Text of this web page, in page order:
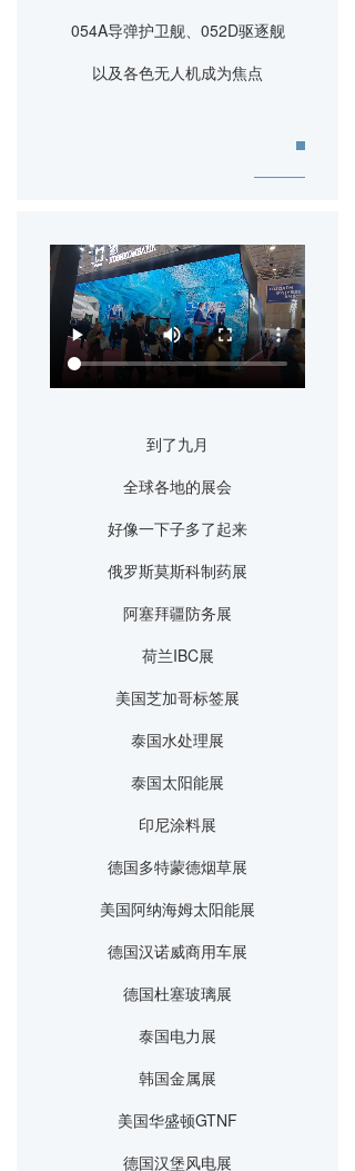
054A导弹护卫舰、052D驱逐舰
以及各色无人机成为焦点
到了九月
全球各地的展会
好像一下子多了起来
俄罗斯莫斯科制药展
阿塞拜疆防务展
荷兰IBC展
美国芝加哥标签展
泰国水处理展
泰国太阳能展
印尼涂料展
德国多特蒙德烟草展
美国阿纳海姆太阳能展
德国汉诺威商用车展
德国杜塞玻璃展
泰国电力展
韩国金属展
美国华盛顿GTNF
德国汉堡风电展